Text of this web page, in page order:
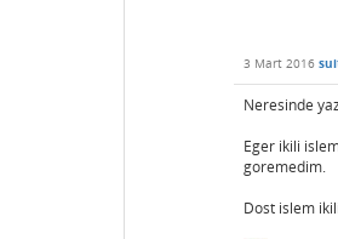
3 Mart 2016
Neresinde
Eger ikili
goremedim.
Dost islem